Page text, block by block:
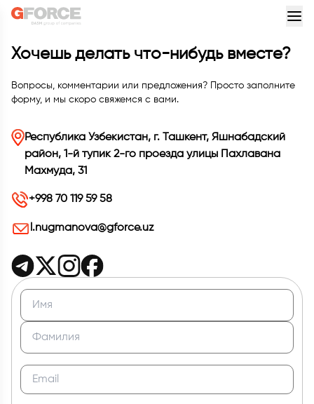
Хочешь делать что-нибудь вместе?
Вопросы, комментарии или предложения? Просто заполните
форму, и мы скоро свяжемся с вами.
Республика Узбекистан, г. Ташкент, Яшнабадский
район, 1-й тупик 2-го проезда улицы Пахлавана
Махмуда, 31
+998 70 119 59 58
l.nugmanova@gforce.uz